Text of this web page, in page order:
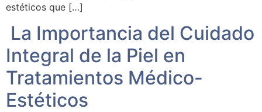
estéticos que […]
La Importancia del Cuidado
Integral de la Piel en
Tratamientos Médico-
Estéticos